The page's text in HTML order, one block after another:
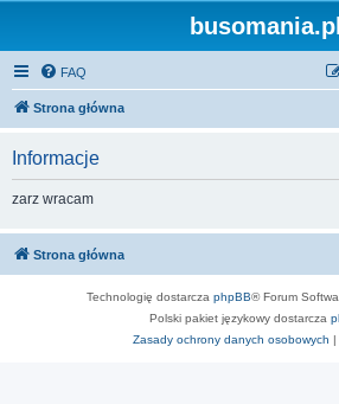
busomania.pl
FAQ
Strona główna
Informacje
zarz wracam
Strona główna
Technologię dostarcza phpBB® Forum
Polski pakiet językowy dostarcza
Zasady ochrony danych osobowych |